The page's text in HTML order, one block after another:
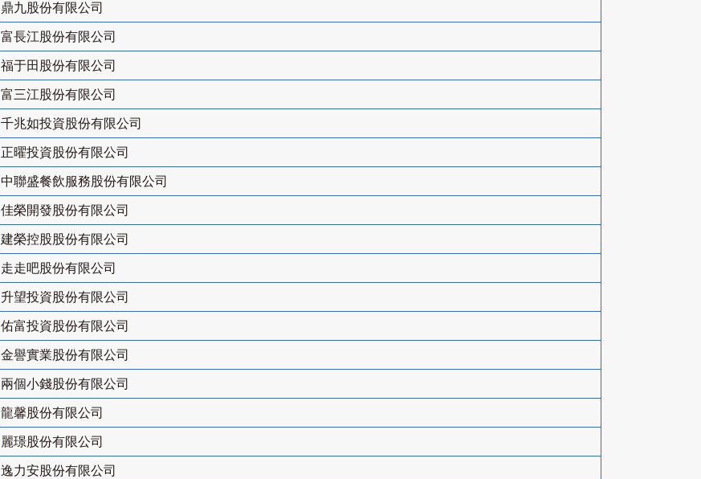
鼎九股份有限公司
富長江股份有限公司
福于田股份有限公司
富三江股份有限公司
千兆如投資股份有限公司
正曜投資股份有限公司
中聯盛餐飲服務股份有限公司
佳榮開發股份有限公司
建榮控股股份有限公司
走走吧股份有限公司
升望投資股份有限公司
佑富投資股份有限公司
金譽實業股份有限公司
兩個小錢股份有限公司
龍馨股份有限公司
麗璟股份有限公司
逸力安股份有限公司